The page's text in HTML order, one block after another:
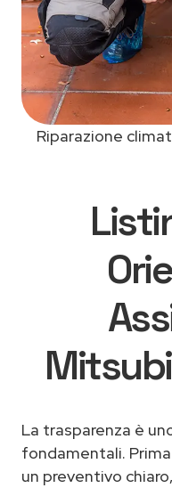
Riparazione
La trasparenza è
fondamentali.
un preventivo